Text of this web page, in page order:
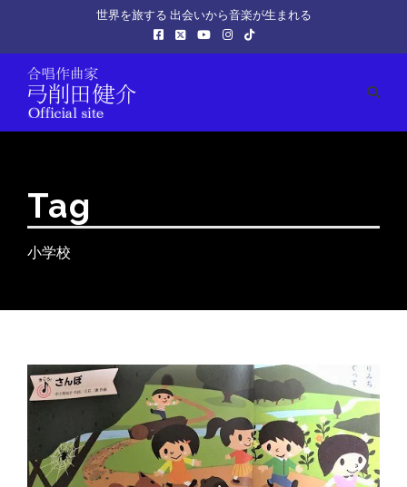
世界を旅する 出会いから音楽が生まれる
Tag
小学校